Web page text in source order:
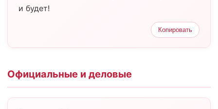
и будет!
Копировать
Официальные и деловые